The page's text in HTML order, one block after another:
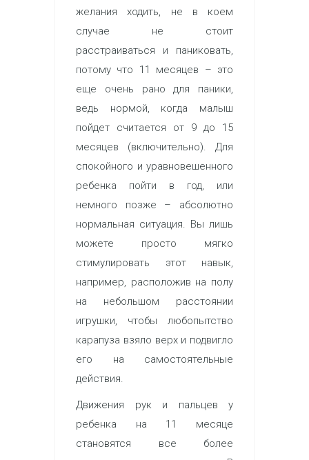
желания ходить, не в коем
случае не стоит
расстраиваться и паниковать,
потому что 11 месяцев – это
еще очень рано для паники,
ведь нормой, когда малыш
пойдет считается от 9 до 15
месяцев (включительно). Для
спокойного и уравновешенного
ребенка пойти в год, или
немного позже – абсолютно
нормальная ситуация. Вы лишь
можете просто мягко
стимулировать этот навык,
например, расположив на полу
на небольшом расстоянии
игрушки, чтобы любопытство
карапуза взяло верх и подвигло
его на самостоятельные
действия.
Движения рук и пальцев у
ребенка на 11 месяце
становятся все более